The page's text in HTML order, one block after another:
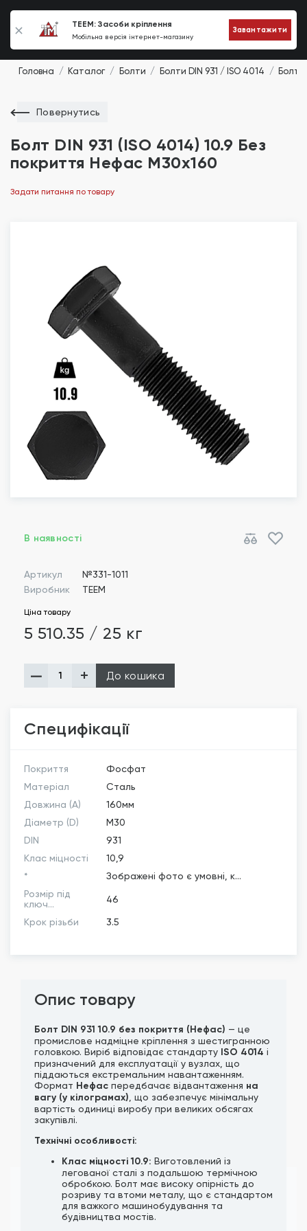
TEEM: Засоби кріплення
Мобільна версія інтернет-магазину
Завантажити
0
Головна Каталог Болти Болти DIN 931 / ISO 4014 Болт
Повернутись
Болт DIN 931 (ISO 4014) 10.9 Без
покриття Нефас М30х160
Задати питання по товару
Специфікації
Покриття
Фосфат
Матеріал
Сталь
Довжина (A)
160мм
Діаметр (D)
М30
DIN
931
Клас міцності
10,9
*
Зображені фото є умовні, к...
Розмір під
ключ...
46
Крок різьби 3.5
В наявності
Артикул
№331-1011
Виробник
TEEM
Ціна товару
5 510.35 / 25 кг
До кошика
Опис товару
Болт DIN 931 10.9 без покриття (Нефас) — це
промислове надміцне кріплення з шестигранною
головкою. Виріб відповідає стандарту ISO 4014 і
призначений для експлуатації у вузлах, що
піддаються екстремальним навантаженням.
Формат Нефас передбачає відвантаження на
вагу (у кілограмах), що забезпечує мінімальну
вартість одиниці виробу при великих обсягах
закупівлі.
Технічні особливості:
Клас міцності 10.9: Виготовлений із
легованої сталі з подальшою термічною
обробкою. Болт має високу опірність до
розриву та втоми металу, що є стандартом
для важкого машинобудування та
будівництва мостів.